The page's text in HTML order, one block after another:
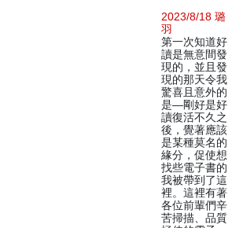
2023/8/18 璐
羽
第一次知道好
讀是無意間發
現的，並且發
現的那天令我
驚喜且意外的
是—剛好是好
讀復活不久之
後，覺著應該
是某種莫名的
緣分，促使想
找些電子書的
我被帶到了這
裡。這裡有著
各位前輩們辛
苦掃描、品質